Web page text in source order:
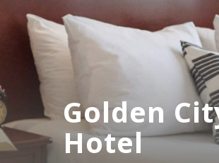
Golden
Hotel